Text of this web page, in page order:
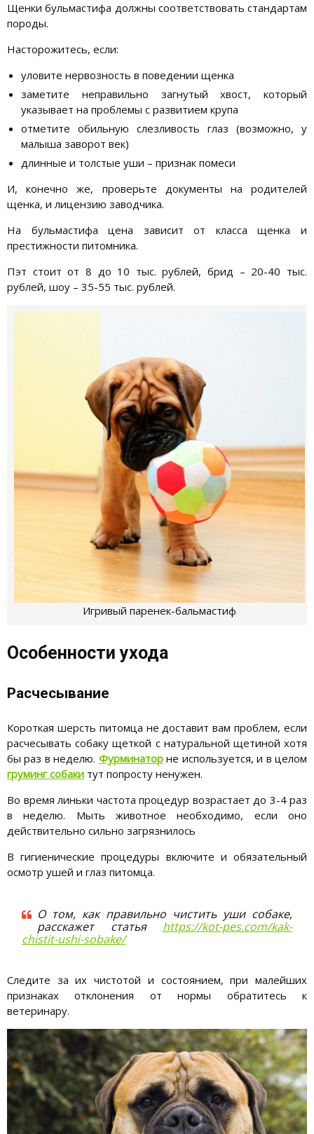
Щенки бульмастифа должны соответствовать стандартам
породы.
Насторожитесь, если:
уловите нервозность в поведении щенка
заметите неправильно загнутый хвост, который
указывает на проблемы с развитием крупа
отметите обильную слезливость глаз (возможно, у
малыша заворот век)
длинные и толстые уши – признак помеси
И, конечно же, проверьте документы на родителей
щенка, и лицензию заводчика.
На бульмастифа цена зависит от класса щенка и
престижности питомника.
Пэт стоит от 8 до 10 тыс. рублей, брид – 20-40 тыс.
рублей, шоу – 35-55 тыс. рублей.
Игривый паренек-бальмастиф
Особенности ухода
Расчесывание
Короткая шерсть питомца не доставит вам проблем, если
расчесывать собаку щеткой с натуральной щетиной хотя
бы раз в неделю. Фурминатор не используется, и в целом
груминг собаки тут попросту ненужен.
Во время линьки частота процедур возрастает до 3-4 раз
в неделю. Мыть животное необходимо, если оно
действительно сильно загрязнилось
В гигиенические процедуры включите и обязательный
осмотр ушей и глаз питомца.
О том, как правильно чистить уши собаке,
расскажет статья https://kot-pes.com/kak-
chistit-ushi-sobake/
Следите за их чистотой и состоянием, при малейших
признаках отклонения от нормы обратитесь к
ветеринару.